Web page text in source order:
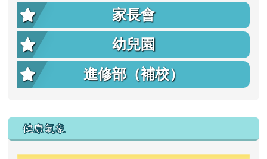
家長會
幼兒園
進修部（補校）
右邊區域內容
健康氣象